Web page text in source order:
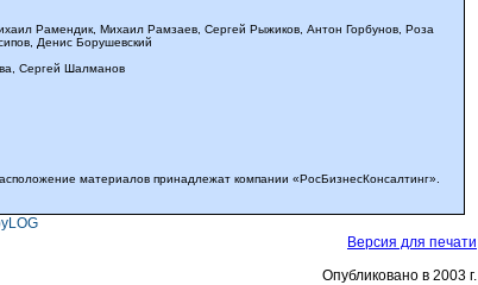
Рамендик, Михаил Рамзаев, Сергей Рыжиков, Антон Горбунов, Роза
Денис Борушевский
Сергей Шалманов
материалов принадлежат компании «РосБизнесКонсалтинг».
Версия для печати
Опубликовано в 2003 г.